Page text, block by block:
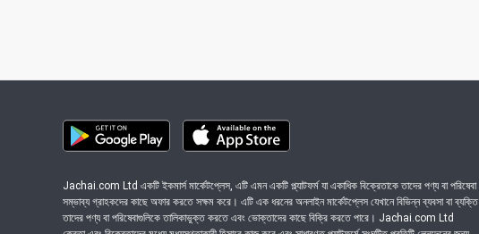
Jachai.com Ltd একটি ইকমার্স মার্কেটপ্লেস, এটি এমন একটি প্ল্যাটফর্ম যা একাধিক বিক্রেতাকে তাদের পণ্য বা পরিষেবা
সম্ভাব্য গ্রাহকদের কাছে অফার করতে সক্ষম করে। এটি এক ধরনের অনলাইন মার্কেটপ্লেস যেখানে বিভিন্ন ব্যবসা বা ব্যক্তি
তাদের পণ্য বা পরিষেবাগুলিকে তালিকাভুক্ত করতে এবং ভোক্তাদের কাছে বিক্রি করতে পারে। Jachai.com Ltd